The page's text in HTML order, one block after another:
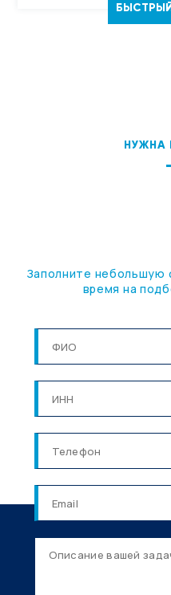
НУЖНА
Заполните небольшую
время на